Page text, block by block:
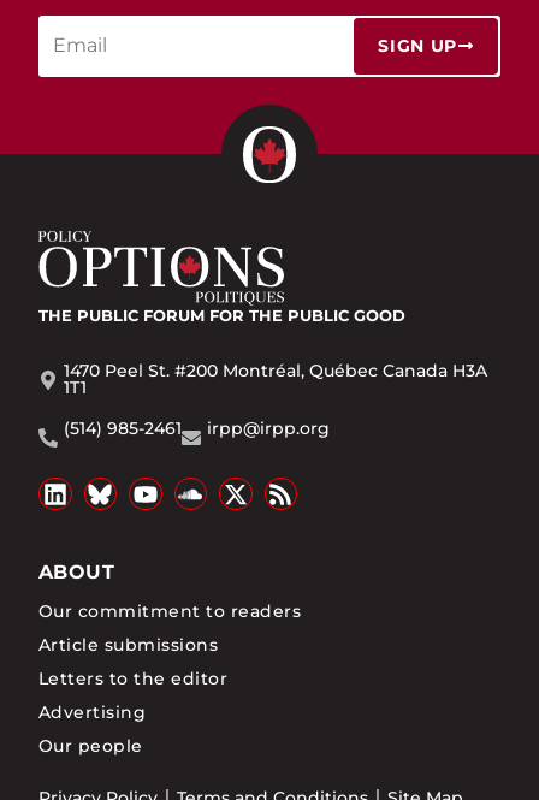
SIGN UP
THE PUBLIC FORUM FOR THE PUBLIC GOOD
1470 Peel St. #200 Montréal, Québec Canada H3A
1T1
(514) 985-2461
irpp@irpp.org
ABOUT
Our commitment to readers
Article submissions
Letters to the editor
Advertising
Our people